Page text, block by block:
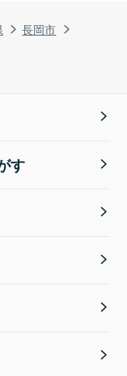
長岡市
す